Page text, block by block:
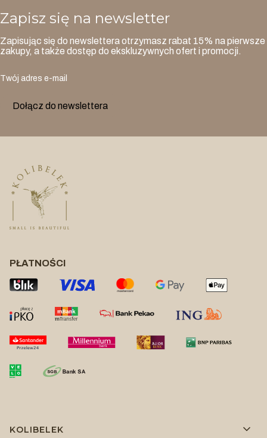
Zapisz się na newsletter
Zapisując się do newslettera otrzymasz rabat 15% na pierwsze
zakupy, a także dostęp do ekskluzywnych ofert i promocji.
Twój adres e-mail
Dołącz do newslettera
PŁATNOŚCI
Linki w stopce
KOLIBELEK